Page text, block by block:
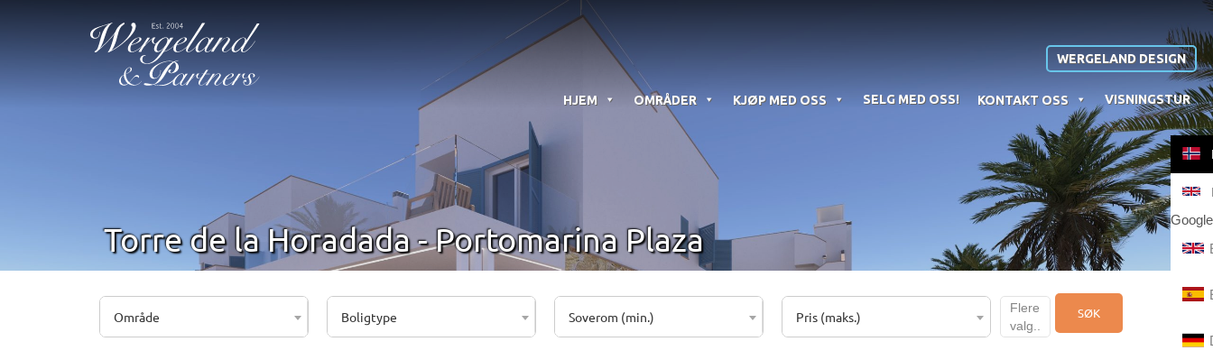
HJEM OMRÅDER KJØP MED OSS SELG MED OSS! KONTAKT OSS VISNINGSTUR
WERGELAND DESIGN
Torre de la Horadada - Portomarina Plaza
Område Boligtype Soverom (min.) Pris (maks.)
Flere
valg..
SØK